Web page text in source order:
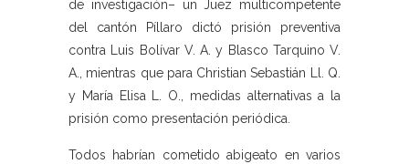
de investigación– un Juez multicompetente
del cantón Píllaro dictó prisión preventiva
contra Luis Bolívar V. A. y Blasco Tarquino V.
A., mientras que para Christian Sebastián Ll. Q.
y María Elisa L. O., medidas alternativas a la
prisión como presentación periódica.
Todos habrían cometido abigeato en varios